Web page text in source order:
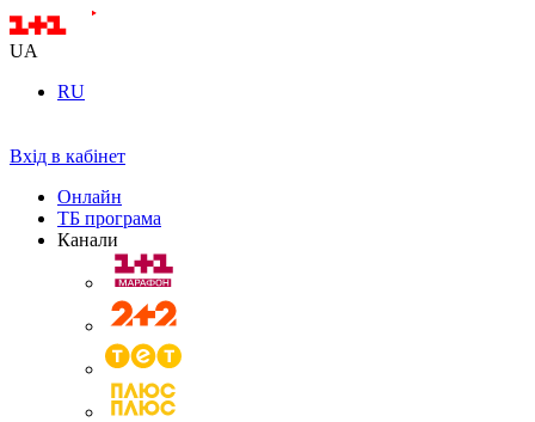
UA
RU
Вхід в кабінет
Онлайн
ТБ програма
Канали